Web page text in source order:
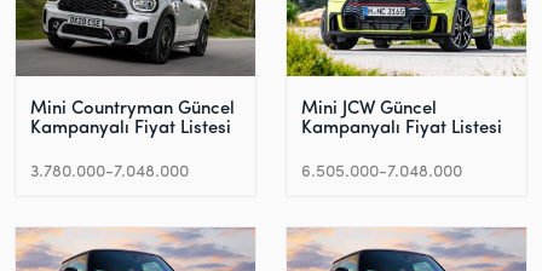
Mini Countryman Güncel
Kampanyalı Fiyat Listesi
3.780.000-7.048.000
Mini JCW Güncel
Kampanyalı Fiyat Listesi
6.505.000-7.048.000